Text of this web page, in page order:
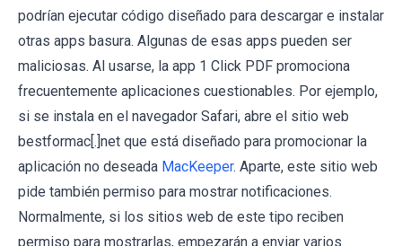
podrían ejecutar código diseñado para descargar e instalar
otras apps basura. Algunas de esas apps pueden ser
maliciosas. Al usarse, la app 1 Click PDF promociona
frecuentemente aplicaciones cuestionables. Por ejemplo,
si se instala en el navegador Safari, abre el sitio web
bestformac[.]net que está diseñado para promocionar la
aplicación no deseada MacKeeper. Aparte, este sitio web
pide también permiso para mostrar notificaciones.
Normalmente, si los sitios web de este tipo reciben
permiso para mostrarlas, empezarán a enviar varios